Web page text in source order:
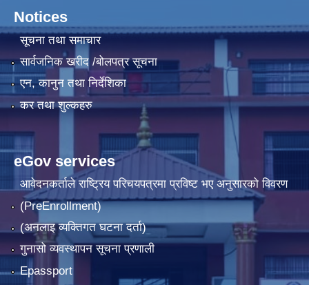
Notices
सूचना तथा समाचार
सार्वजनिक खरीद /बोलपत्र सूचना
एन, कानुन तथा निर्देशिका
कर तथा शुल्कहरु
eGov services
आवेदनकर्ताले राष्‍ट्रिय परिचयपत्रमा प्रविष्ट भए अनुसारको विवरण
(PreEnrollment)
(अनलाइ व्यक्तिगत घटना दर्ता)
गुनासो व्यवस्थापन सूचना प्रणाली
Epassport